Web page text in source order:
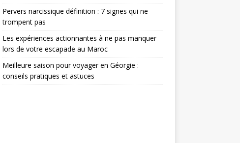
Pervers narcissique définition : 7 signes qui ne
trompent pas
Les expériences actionnantes à ne pas manquer
lors de votre escapade au Maroc
Meilleure saison pour voyager en Géorgie :
conseils pratiques et astuces